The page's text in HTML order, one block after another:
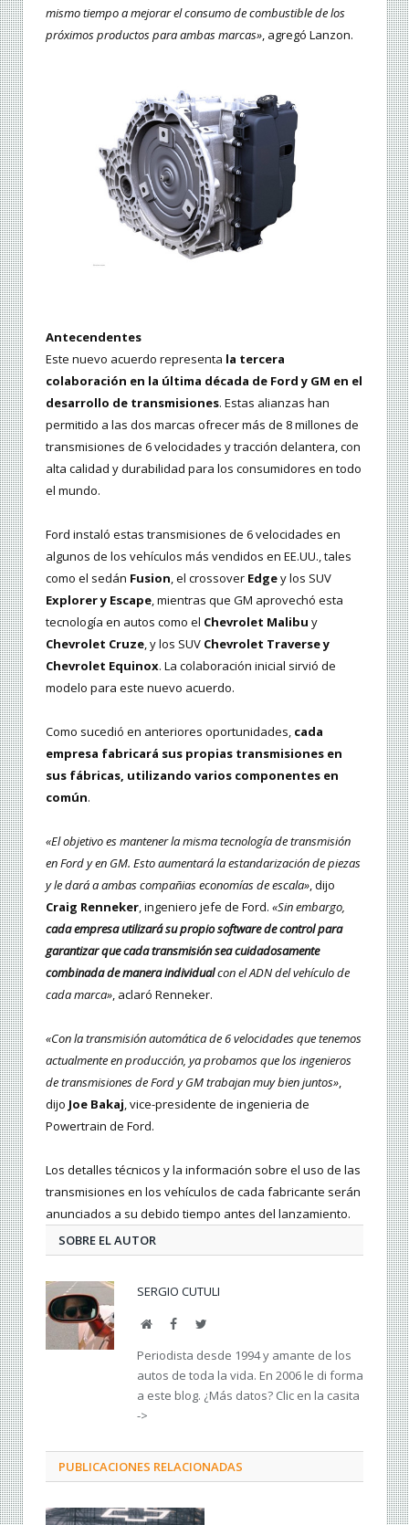
mismo tiempo a mejorar el consumo de combustible de los
próximos productos para ambas marcas», agregó Lanzon.
Antecendentes
Este nuevo acuerdo representa la tercera
colaboración en la última década de Ford y GM en el
desarrollo de transmisiones. Estas alianzas han
permitido a las dos marcas ofrecer más de 8 millones de
transmisiones de 6 velocidades y tracción delantera, con
alta calidad y durabilidad para los consumidores en todo
el mundo.
Ford instaló estas transmisiones de 6 velocidades en
algunos de los vehículos más vendidos en EE.UU., tales
como el sedán Fusion, el crossover Edgey los SUV
Explorer y Escape, mientras que GM aprovechó esta
tecnología en autos como el Chevrolet Malibu y
Chevrolet Cruze, y los SUV Chevrolet Traverse y
Chevrolet Equinox. La colaboración inicial sirvió de
modelo para este nuevo acuerdo.
Como sucedió en anteriores oportunidades, cada
empresa fabricará sus propias transmisiones en
sus fábricas, utilizando varios componentes en
común.
«El objetivo es mantener la misma tecnología de transmisión
en Ford y en GM. Esto aumentará la estandarización de piezas
y le dará a ambas compañias economías de escala», dijo
Craig Renneker, ingeniero jefe de Ford. «Sin embargo,
cada empresa utilizará su propio software de control para
garantizar que cada transmisión sea cuidadosamente
combinada de manera individualcon el ADN del vehículo de
cada marca», aclaró Renneker.
«Con la transmisión automática de 6 velocidades que tenemos
actualmente en producción, ya probamos que los ingenieros
de transmisiones de Ford y GM trabajan muy bien juntos»,
dijo Joe Bakaj, vice-presidente de ingenieria de
Powertrain de Ford.
Los detalles técnicos y la información sobre el uso de las
transmisiones en los vehículos de cada fabricante serán
anunciados a su debido tiempo antes del lanzamiento.
SOBRE EL AUTOR
SERGIO CUTULI
Web FacebookTwitter
Periodista desde 1994 y amante de los
autos de toda la vida. En 2006 le di forma
a este blog. ¿Más datos? Clic en la casita
->
PUBLICACIONES RELACIONADAS